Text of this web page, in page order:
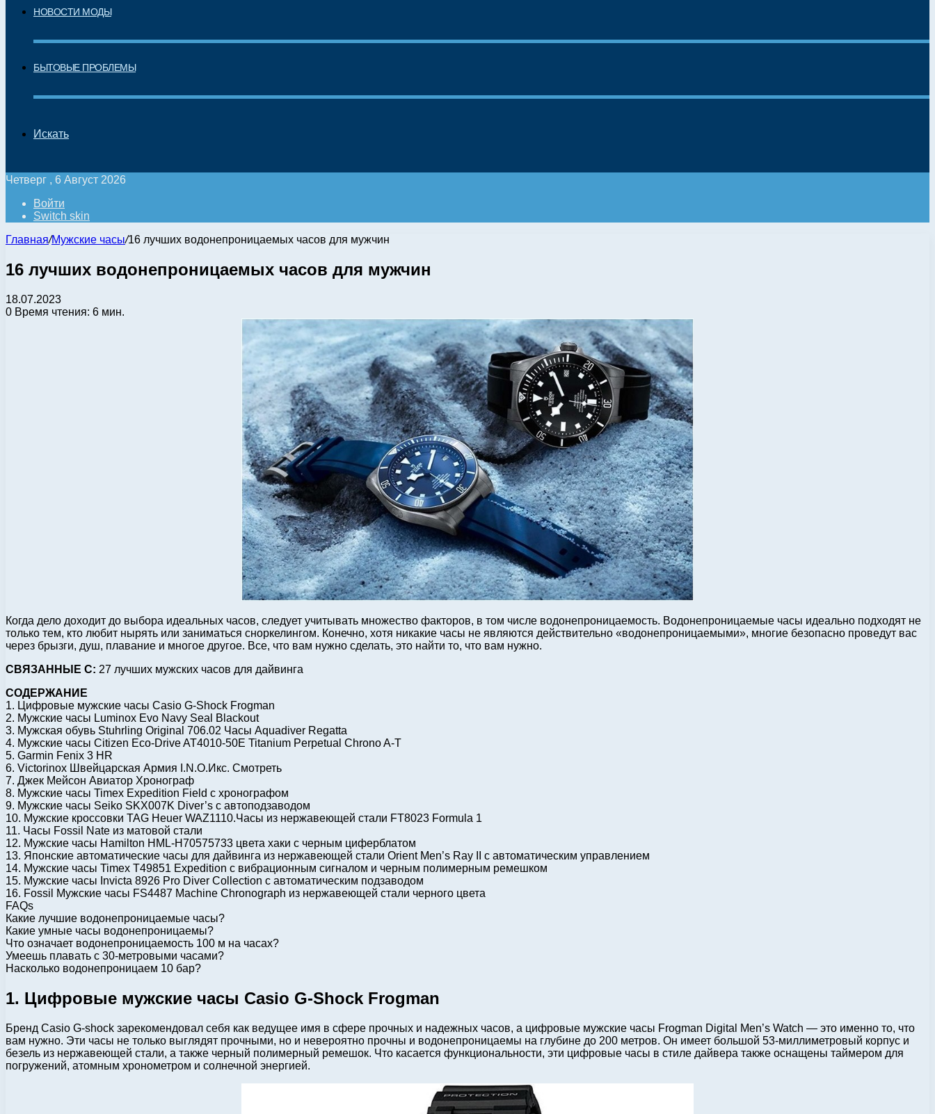
НОВОСТИ МОДЫ
БЫТОВЫЕ ПРОБЛЕМЫ
Искать
Четверг , 6 Август 2026
Войти
Switch skin
Главная/Мужские часы/16 лучших водонепроницаемых часов для мужчин
16 лучших водонепроницаемых часов для мужчин
18.07.2023
0 Время чтения: 6 мин.
Когда дело доходит до выбора идеальных часов, следует учитывать множество факторов, в том числе водонепроницаемость. Водонепроницаемые часы идеально подходят не
только тем, кто любит нырять или заниматься сноркелингом. Конечно, хотя никакие часы не являются действительно «водонепроницаемыми», многие безопасно проведут вас
через брызги, душ, плавание и многое другое. Все, что вам нужно сделать, это найти то, что вам нужно.
СВЯЗАННЫЕ С: 27 лучших мужских часов для дайвинга
СОДЕРЖАНИЕ
1. Цифровые мужские часы Casio G-Shock Frogman
2. Мужские часы Luminox Evo Navy Seal Blackout
3. Мужская обувь Stuhrling Original 706.02 Часы Aquadiver Regatta
4. Мужские часы Citizen Eco-Drive AT4010-50E Titanium Perpetual Chrono A-T
5. Garmin Fenix ​​3 HR
6. Victorinox Швейцарская Армия I.N.О.Икс. Смотреть
7. Джек Мейсон Авиатор Хронограф
8. Мужские часы Timex Expedition Field с хронографом
9. Мужские часы Seiko SKX007K Diver’s с автоподзаводом
10. Мужские кроссовки TAG Heuer WAZ1110.Часы из нержавеющей стали FT8023 Formula 1
11. Часы Fossil Nate из матовой стали
12. Мужские часы Hamilton HML-H70575733 цвета хаки с черным циферблатом
13. Японские автоматические часы для дайвинга из нержавеющей стали Orient Men’s Ray II с автоматическим управлением
14. Мужские часы Timex T49851 Expedition с вибрационным сигналом и черным полимерным ремешком
15. Мужские часы Invicta 8926 Pro Diver Collection с автоматическим подзаводом
16. Fossil Мужские часы FS4487 Machine Chronograph из нержавеющей стали черного цвета
FAQs
Какие лучшие водонепроницаемые часы?
Какие умные часы водонепроницаемы?
Что означает водонепроницаемость 100 м на часах?
Умеешь плавать с 30-метровыми часами?
Насколько водонепроницаем 10 бар?
1. Цифровые мужские часы Casio G-Shock Frogman
Бренд Casio G-shock зарекомендовал себя как ведущее имя в сфере прочных и надежных часов, а цифровые мужские часы Frogman Digital Men’s Watch — это именно то, что
вам нужно. Эти часы не только выглядят прочными, но и невероятно прочны и водонепроницаемы на глубине до 200 метров. Он имеет большой 53-миллиметровый корпус и
безель из нержавеющей стали, а также черный полимерный ремешок. Что касается функциональности, эти цифровые часы в стиле дайвера также оснащены таймером для
погружений, атомным хронометром и солнечной энергией.